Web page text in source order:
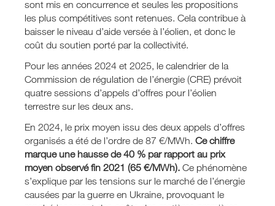
sont mis en concurrence et seules les propositions
les plus compétitives sont retenues. Cela contribue à
baisser le niveau d’aide versée à l’éolien, et donc le
coût du soutien porté par la collectivité.
Pour les années 2024 et 2025, le calendrier de la
Commission de régulation de l’énergie (CRE) prévoit
quatre sessions d’appels d’offres pour l’éolien
terrestre sur les deux ans.
En 2024, le prix moyen issu des deux appels d’offres
organisés a été de l’ordre de 87 €/MWh. Ce chiffre
marque une hausse de 40 % par rapport au prix
moyen observé fin 2021 (65 €/MWh). Ce phénomène
s’explique par les tensions sur le marché de l’énergie
causées par la guerre en Ukraine, provoquant le